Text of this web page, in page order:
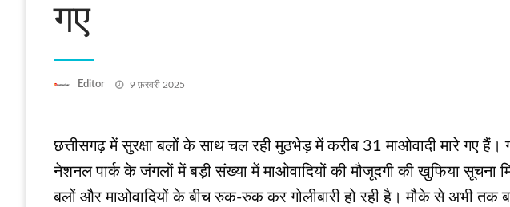
गए
Editor
Posted
9 फ़रवरी 2025
छत्तीसगढ़ में सुरक्षा बलों के साथ चल रही मुठभेड़ में करीब 31 माओवादी मारे गए हैं।
नेशनल पार्क के जंगलों में बड़ी संख्या में माओवादियों की मौजूदगी की खुफिया
बलों और माओवादियों के बीच रुक-रुक कर गोलीबारी हो रही है। मौके से अभी